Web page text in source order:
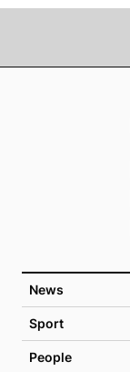
News
Sport
People